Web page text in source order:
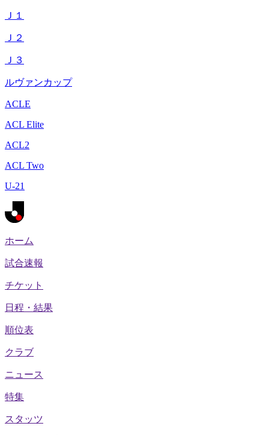
Ｊ１
Ｊ２
Ｊ３
ルヴァンカップ
ACLE
ACL Elite
ACL2
ACL Two
U-21
ホーム
試合速報
チケット
日程・結果
順位表
クラブ
ニュース
特集
スタッツ